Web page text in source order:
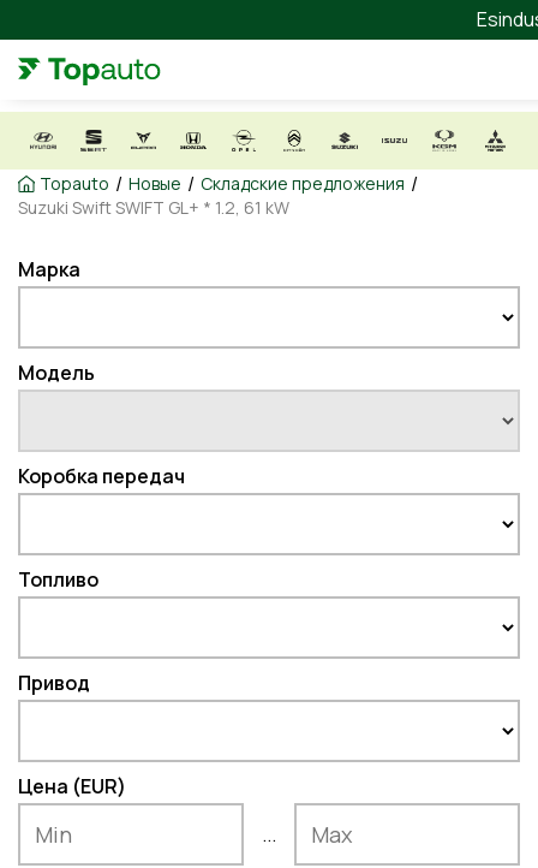
Topauto / Новые / Складские предложения /
Suzuki Swift SWIFT GL+ * 1.2, 61 kW
Марка
Модель
Коробка передач
Топливо
Привод
Цена (EUR)
...